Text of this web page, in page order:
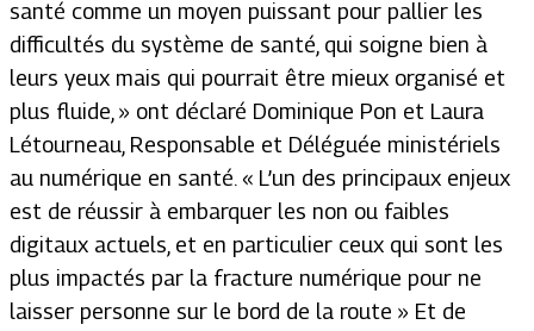
santé comme un moyen puissant pour pallier les
difficultés du système de santé, qui soigne bien à
leurs yeux mais qui pourrait être mieux organisé et
plus fluide, » ont déclaré Dominique Pon et Laura
Létourneau, Responsable et Déléguée ministériels
au numérique en santé. « L’un des principaux enjeux
est de réussir à embarquer les non ou faibles
digitaux actuels, et en particulier ceux qui sont les
plus impactés par la fracture numérique pour ne
laisser personne sur le bord de la route » Et de